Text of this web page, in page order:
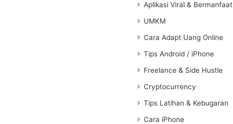
Aplikasi Viral & Bermanfaat
UMKM
Cara Adapt Uang Online
Tips Android / iPhone
Freelance & Side Hustle
Cryptocurrency
Tips Latihan & Kebugaran
Cara iPhone